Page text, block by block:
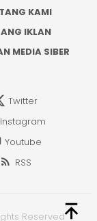
KAMI
IKLAN
MEDIA SIBER
Twitter
Instagram
Youtube
RSS
Reserved